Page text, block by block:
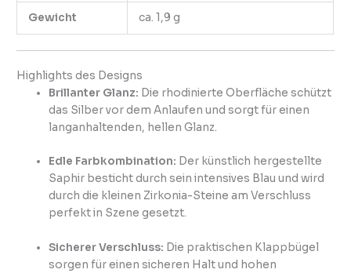
Gewicht ca. 1,9 g
Highlights des Designs
Brillanter Glanz: Die rhodinierte Oberfläche schützt
das Silber vor dem Anlaufen und sorgt für einen
langanhaltenden, hellen Glanz.
Edle Farbkombination: Der künstlich hergestellte
Saphir besticht durch sein intensives Blau und wird
durch die kleinen Zirkonia-Steine am Verschluss
perfekt in Szene gesetzt.
Sicherer Verschluss: Die praktischen Klappbügel
sorgen für einen sicheren Halt und hohen